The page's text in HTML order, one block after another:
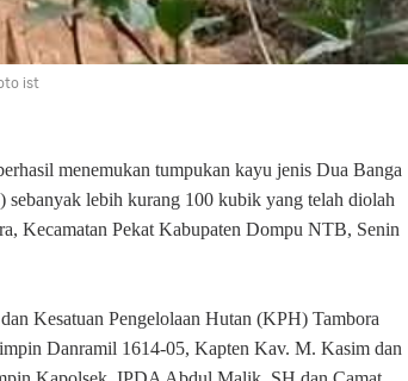
ist
menemukan tumpukan kayu jenis Dua Banga
lebih kurang 100 kubik yang telah diolah
Kecamatan Pekat Kabupaten Dompu NTB, Senin
Kesatuan Pengelolaan Hutan (KPH) Tambora
Danramil 1614-05, Kapten Kav. M. Kasim dan